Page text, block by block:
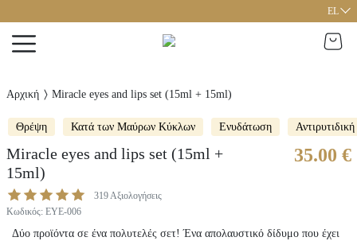
EL
Αρχική Miracle eyes and lips set (15ml + 15ml)
Θρέψη Κατά των Μαύρων Κύκλων Ενυδάτωση
Miracle eyes and lips set (15ml +
15ml)
319Αξιολογήσεις
Κωδικός: EYE-006
35.00 €
Δύο προϊόντα σε ένα πολυτελές σετ! Ένα απολαυστικό δίδυμο που έχει